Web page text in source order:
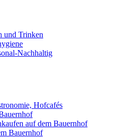
und Trinken
Nachhaltig
Hofcafés
auf dem Bauernhof
Bauernhof